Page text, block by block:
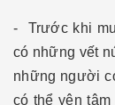
- Trước khi
có những vết
những người
có thể yên